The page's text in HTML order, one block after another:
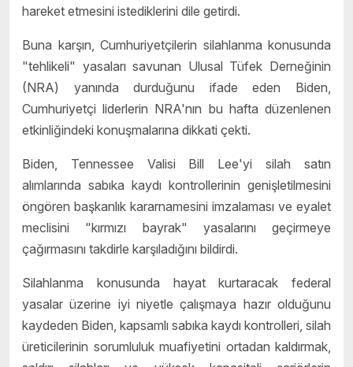
hareket etmesini istediklerini dile getirdi.
Buna karşın, Cumhuriyetçilerin silahlanma konusunda
"tehlikeli" yasaları savunan Ulusal Tüfek Derneğinin
(NRA) yanında durduğunu ifade eden Biden,
Cumhuriyetçi liderlerin NRA'nın bu hafta düzenlenen
etkinliğindeki konuşmalarına dikkati çekti.
Biden, Tennessee Valisi Bill Lee'yi silah satın
alımlarında sabıka kaydı kontrollerinin genişletilmesini
öngören başkanlık kararnamesini imzalaması ve eyalet
meclisini "kırmızı bayrak" yasalarını geçirmeye
çağırmasını takdirle karşıladığını bildirdi.
Silahlanma konusunda hayat kurtaracak federal
yasalar üzerine iyi niyetle çalışmaya hazır olduğunu
kaydeden Biden, kapsamlı sabıka kaydı kontrolleri, silah
üreticilerinin sorumluluk muafiyetini ortadan kaldırmak,